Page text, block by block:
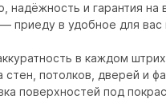
надёжность и гарантия на
— приеду в удобное для вас
в каждом
стен, потолков, дверей и
поверхностей под